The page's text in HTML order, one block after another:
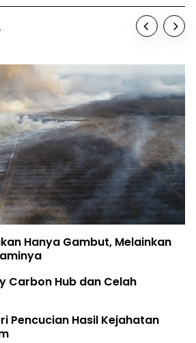
Hanya Gambut, Melainkan
Carbon Hub dan Celah
Pencucian Hasil Kejahatan